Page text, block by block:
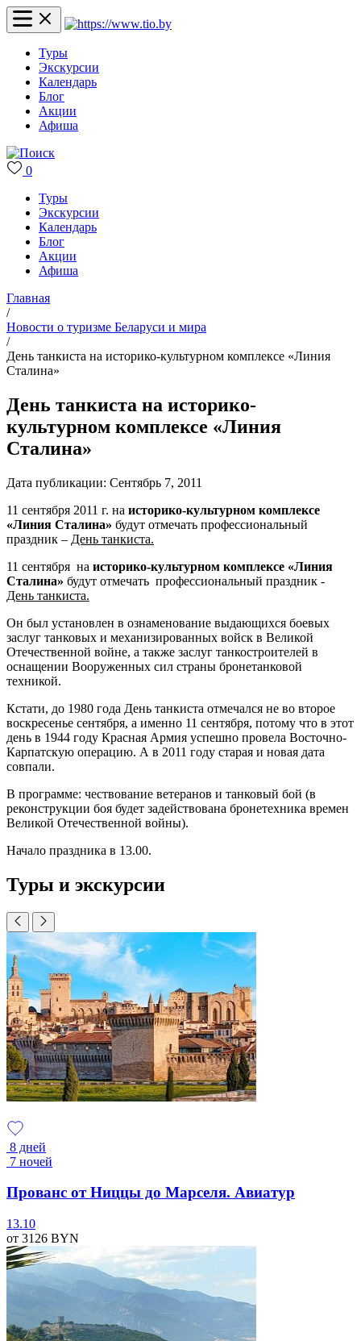
Туры
Экскурсии
Календарь
Блог
Акции
Афиша
0
Туры
Экскурсии
Календарь
Блог
Акции
Афиша
Главная
/
Новости о туризме Беларуси и мира
/
День танкиста на историко-культурном комплексе «Линия
Сталина»
День танкиста на историко-
культурном комплексе «Линия
Сталина»
Дата публикации: Сентябрь 7, 2011
11 сентября 2011 г. на историко-культурном комплексе
«Линия Сталина» будут отмечать профессиональный
праздник – День танкиста.
11 сентября на историко-культурном комплексе «Линия
Сталина» будут отмечать профессиональный праздник -
День танкиста.
Он был установлен в ознаменование выдающихся боевых
заслуг танковых и механизированных войск в Великой
Отечественной войне, а также заслуг танкостроителей в
оснащении Вооруженных сил страны бронетанковой
техникой.
Кстати, до 1980 года День танкиста отмечался не во второе
воскресенье сентября, а именно 11 сентября, потому что в этот
день в 1944 году Красная Армия успешно провела Восточно-
Карпатскую операцию. А в 2011 году старая и новая дата
совпали.
В программе: чествование ветеранов и танковый бой (в
реконструкции боя будет задействована бронетехника времен
Великой Отечественной войны).
Начало праздника в 13.00.
Туры и экскурсии
8 дней
7 ночей
Прованс от Ниццы до Марселя. Авиатур
13.10
от 3126 BYN